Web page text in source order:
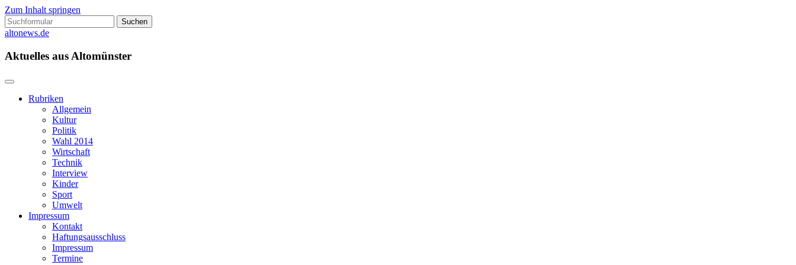
Zum Inhalt springen
Suchen
nach:
altonews.de
Aktuelles aus Altomünster
Rubriken
Allgemein
Kultur
Politik
Wahl 2014
Wirtschaft
Technik
Interview
Kinder
Sport
Umwelt
Impressum
Kontakt
Haftungsausschluss
Impressum
Termine